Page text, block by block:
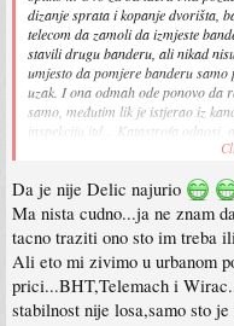
dizanje sprata i kopanje dvorišta,
telecom da zamoli da izmjeste
stavili drugu banderu, ali nikad
umjesto da pomjere banderu
uzak. I ona odmah ode ponovo da
samo, međutim lik je istjerao iz
inspekciju itd... Katastrofa odnosi,
valjda što je makadam, oni kopaju
Sent from my SM-G990B using
Da je nije Delic najurio
Ma nista cudno...ja ne znam
tacno traziti ono sto im treba
Ali eto mi zivimo u urbanom
prici...BHT,Telemach i
stabilnost nije losa,samo sto